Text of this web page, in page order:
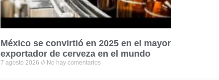
México se convirtió en 2025 en el mayor
exportador de cerveza en el mundo
7 agosto 2026 No hay comentarios